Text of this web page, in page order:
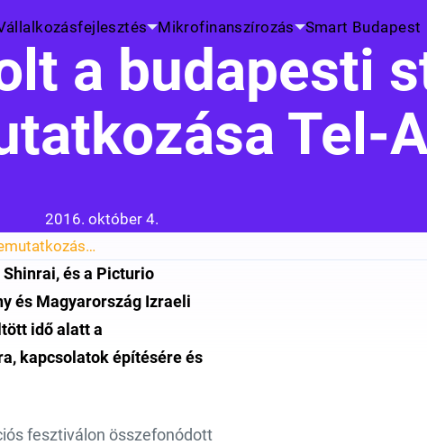
Mikrofinanszírozás Smart Budapest
a budapesti
Tel-
Közzétéve:
2016. október 4.
Eredményes volt a budapesti startup delegáció bemutatkozása Tel-Avivban
és a Picturio
és Magyarország Izraeli
idő alatt a
kapcsolatok építésére és
fesztiválon összefonódott